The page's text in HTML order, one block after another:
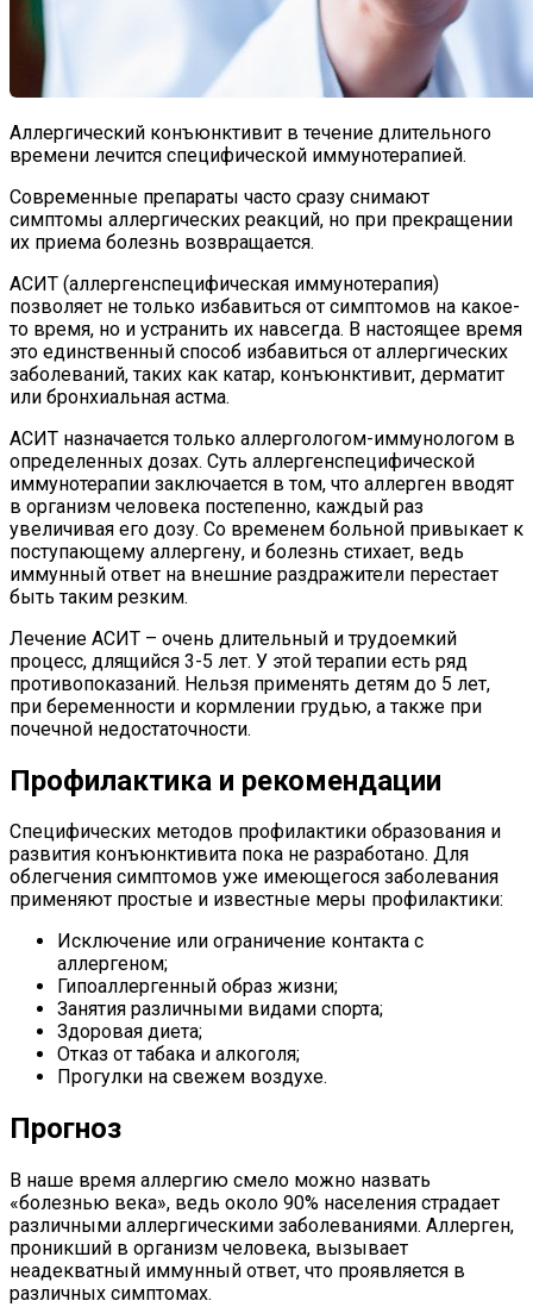
Аллергический конъюнктивит в течение длительного
времени лечится специфической иммунотерапией.
Современные препараты часто сразу снимают
симптомы аллергических реакций, но при прекращении
их приема болезнь возвращается.
АСИТ (аллергенспецифическая иммунотерапия)
позволяет не только избавиться от симптомов на какое-
то время, но и устранить их навсегда. В настоящее время
это единственный способ избавиться от аллергических
заболеваний, таких как катар, конъюнктивит, дерматит
или бронхиальная астма.
АСИТ назначается только аллергологом-иммунологом в
определенных дозах. Суть аллергенспецифической
иммунотерапии заключается в том, что аллерген вводят
в организм человека постепенно, каждый раз
увеличивая его дозу. Со временем больной привыкает к
поступающему аллергену, и болезнь стихает, ведь
иммунный ответ на внешние раздражители перестает
быть таким резким.
Лечение АСИТ – очень длительный и трудоемкий
процесс, длящийся 3-5 лет. У этой терапии есть ряд
противопоказаний. Нельзя применять детям до 5 лет,
при беременности и кормлении грудью, а также при
почечной недостаточности.
Профилактика и рекомендации
Специфических методов профилактики образования и
развития конъюнктивита пока не разработано. Для
облегчения симптомов уже имеющегося заболевания
применяют простые и известные меры профилактики:
Исключение или ограничение контакта с
аллергеном;
Гипоаллергенный образ жизни;
Занятия различными видами спорта;
Здоровая диета;
Отказ от табака и алкоголя;
Прогулки на свежем воздухе.
Прогноз
В наше время аллергию смело можно назвать
«болезнью века», ведь около 90% населения страдает
различными аллергическими заболеваниями. Аллерген,
проникший в организм человека, вызывает
неадекватный иммунный ответ, что проявляется в
различных симптомах.